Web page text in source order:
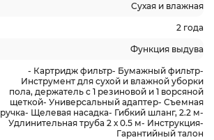
Сухая и влажная
2 года
Функция выдува
- Картридж фильтр- Бумажный фильтр-
Инструмент для сухой и влажной уборки
пола, держатель с 1 резиновой и 1 ворсяной
щеткой- Универсальный адаптер- Съемная
ручка- Щелевая насадка- Гибкий шланг, 2.2 м-
Удлинительная труба 2 х 0.5 м- Инструкция-
Гарантийный талон